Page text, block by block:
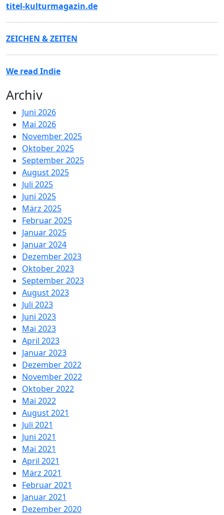
titel-kulturmagazin.de
ZEICHEN & ZEITEN
We read Indie
Archiv
Juni 2026
Mai 2026
November 2025
Oktober 2025
September 2025
August 2025
Juli 2025
Juni 2025
März 2025
Februar 2025
Januar 2025
Januar 2024
Dezember 2023
Oktober 2023
September 2023
August 2023
Juli 2023
Juni 2023
Mai 2023
April 2023
Januar 2023
Dezember 2022
November 2022
Oktober 2022
Mai 2022
August 2021
Juli 2021
Juni 2021
Mai 2021
April 2021
März 2021
Februar 2021
Januar 2021
Dezember 2020